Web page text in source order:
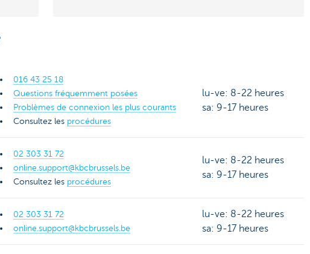
016 43 25 18
Questions fréquemment posées
Problèmes de connexion les plus courants
Consultez les procédures
lu-ve: 8-22 heures
sa: 9-17 heures
02 303 31 72
online.support@kbcbrussels.be
Consultez les procédures
lu-ve: 8-22 heures
sa: 9-17 heures
02 303 31 72
online.support@kbcbrussels.be
lu-ve: 8-22 heures
sa: 9-17 heures